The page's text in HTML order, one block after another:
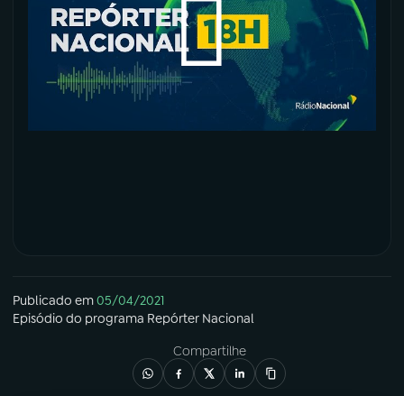
Publicado em05/04/2021
Episódio do programa Repórter Nacional
Compartilhe